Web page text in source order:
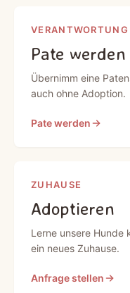
VERANTWORTUNG
Pate werden
Übernimm eine
auch ohne Adoption.
Pate werden
ZUHAUSE
Adoptieren
Lerne unsere Hunde
ein neues Zuhause.
Anfrage stellen